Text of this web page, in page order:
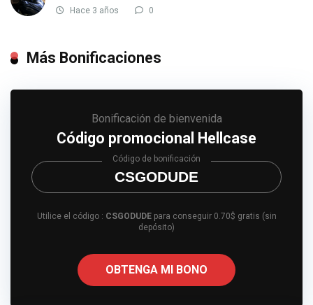
Hace 3 años 0
Más Bonificaciones
Bonificación de bienvenida
Código promocional Hellcase
CSGODUDE
Código de bonificación
Utilice el código : CSGODUDEpara conseguir 0.70$ gratis (sin
depósito)
OBTENGA MI BONO